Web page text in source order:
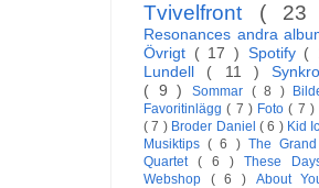
Tvivelfront (
Resonances andra
Övrigt ( 17 ) Spotify (
Lundell ( 11 )
( 9 ) Sommar ( 8 )
Favoritinlägg( 7 ) Foto( 7 )
( 7 ) Broder Daniel ( 6 ) Kid
Musiktips( 6 ) The
Quartet ( 6 ) These
Webshop ( 6 ) About